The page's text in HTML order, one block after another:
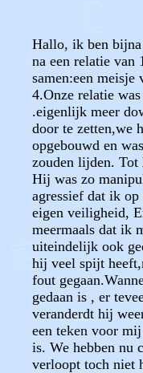
Hallo, ik ben
na een relatie van
samen:een meisje
4.Onze relatie
.eigenlijk meer
door te zetten,we
opgebouwd en
zouden lijden. Tot
Hij was zo
agressief dat ik
eigen veiligheid,
meermaals dat ik
uiteindelijk ook
hij veel spijt
fout
gedaan is , er
veranderdt hij
een teken voor
is. We hebben nu
verloopt toch niet